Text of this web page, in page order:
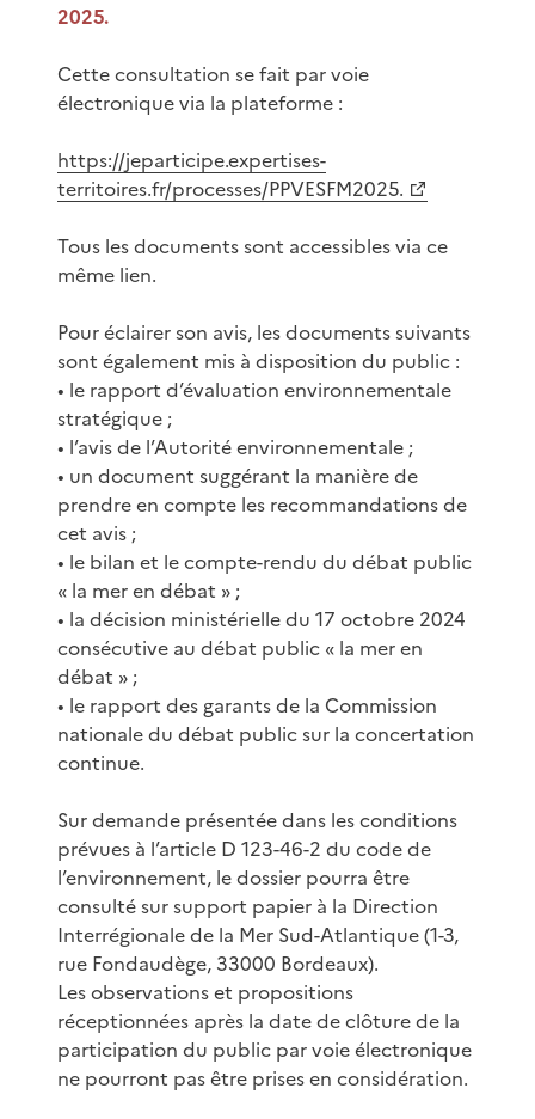
2025.
Cette consultation se fait par voie
électronique via la plateforme :
https://jeparticipe.expertises-
territoires.fr/processes/PPVESFM2025.
Tous les documents sont accessibles via ce
même lien.
Pour éclairer son avis, les documents suivants
sont également mis à disposition du public :
• le rapport d’évaluation environnementale
stratégique ;
• l’avis de l’Autorité environnementale ;
• un document suggérant la manière de
prendre en compte les recommandations de
cet avis ;
• le bilan et le compte-rendu du débat public
« la mer en débat » ;
• la décision ministérielle du 17 octobre 2024
consécutive au débat public « la mer en
débat » ;
• le rapport des garants de la Commission
nationale du débat public sur la concertation
continue.
Sur demande présentée dans les conditions
prévues à l’article D 123-46-2 du code de
l’environnement, le dossier pourra être
consulté sur support papier à la Direction
Interrégionale de la Mer Sud-Atlantique (1-3,
rue Fondaudège, 33000 Bordeaux).
Les observations et propositions
réceptionnées après la date de clôture de la
participation du public par voie électronique
ne pourront pas être prises en considération.